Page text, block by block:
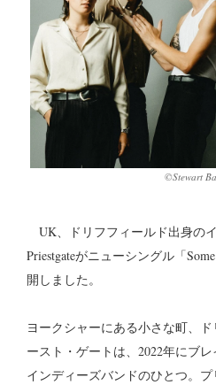
©︎Stewart
UK、ドリフフィールド出身の
Priestgateがニューシングル「
開しました。
ヨークシャーにある小さな町、
ースト・ゲートは、2022年にブ
インディーズバンドのひとつ。